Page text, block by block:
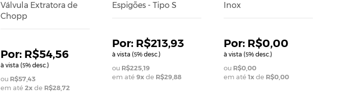
Válvula Extratora de
Chopp
R$54,56
à vista (5% desc.)
R$57,43
em até 2xde R$28,72
Espigões - Tipo S
R$213,93
à vista (5% desc.)
R$225,19
em até 9xde R$29,88
Inox
R$0,00
à vista (5% desc.)
R$0,00
em até 1xde R$0,00